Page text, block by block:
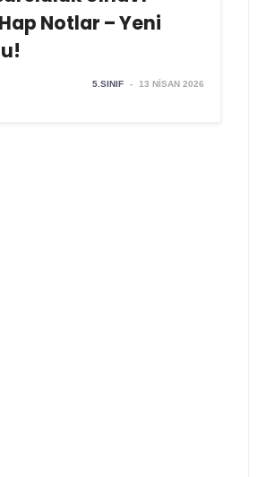
Notlar – Yeni
5.SINIF - 13 NISAN 2026